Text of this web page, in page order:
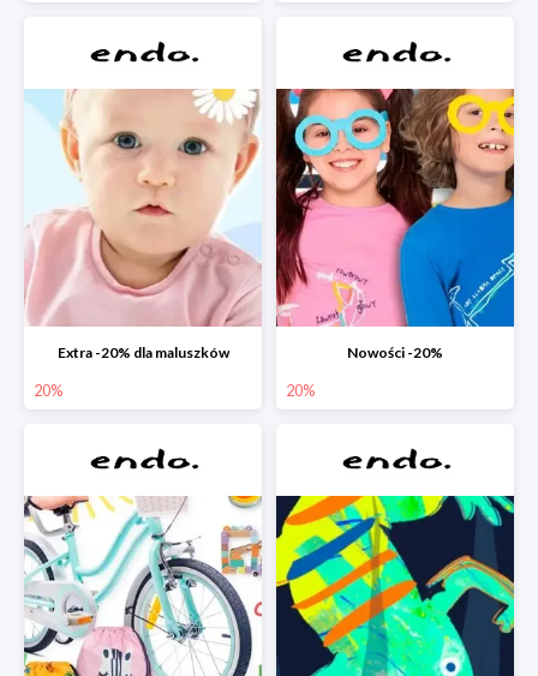
Extra -20% dla maluszków
20%
Nowości -20%
20%